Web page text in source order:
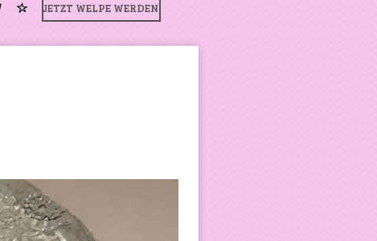
JETZT WELPE WERDEN!